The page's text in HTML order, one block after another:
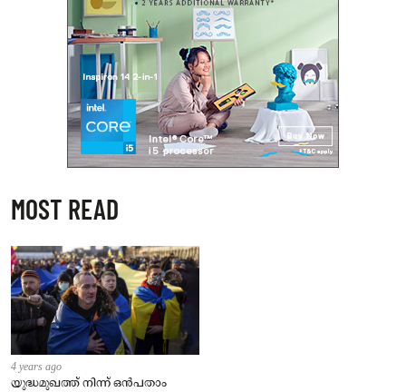
MOST READ
4 years ago
യുദ്ധമുഖത്ത് നിന്ന് ഒൻപതാം